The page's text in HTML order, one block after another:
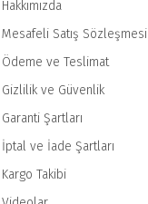
Hakkımızda
Mesafeli Satış Sözleşmesi
Ödeme ve Teslimat
Gizlilik ve Güvenlik
Garanti Şartları
İptal ve İade Şartları
Kargo Takibi